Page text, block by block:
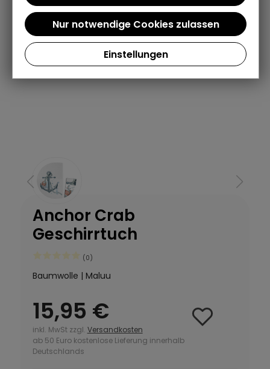
Anchor Crab
Geschirrtuch
(0)
Baumwolle | Maluu
15,95 €
inkl. MwSt zzgl. Versandkosten
ab 50 Euro kostenlose Lieferung innerhalb
Deutschlands
Einstellungen